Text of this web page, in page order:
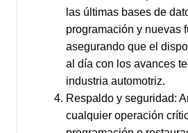
las últimas bases de
programación y nuevas
asegurando que el
al día con los avances
industria automotriz.
Respaldo y seguridad:
cualquier operación